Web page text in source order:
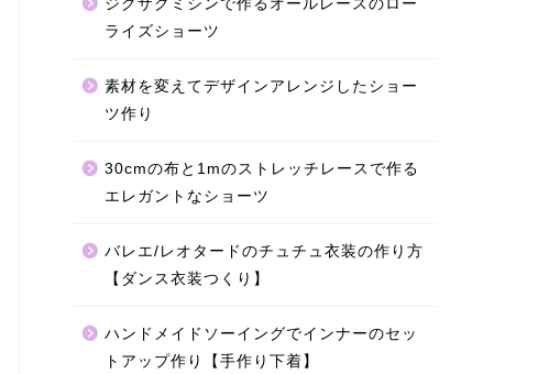
ジグザグミシンで作るオールレースのロー
ライズショーツ
素材を変えてデザインアレンジしたショー
ツ作り
30cmの布と1mのストレッチレースで作る
エレガントなショーツ
バレエ/レオタードのチュチュ衣装の作り方
【ダンス衣装つくり】
ハンドメイドソーイングでインナーのセッ
トアップ作り【手作り下着】